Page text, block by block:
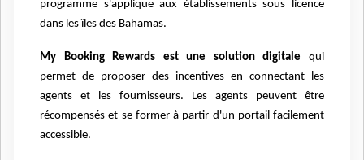
programme s'applique aux établissements sous licence
dans les îles des Bahamas.
My Booking Rewards est une solution digitale qui
permet de proposer des incentives en connectant les
agents et les fournisseurs. Les agents peuvent être
récompensés et se former à partir d'un portail facilement
accessible.